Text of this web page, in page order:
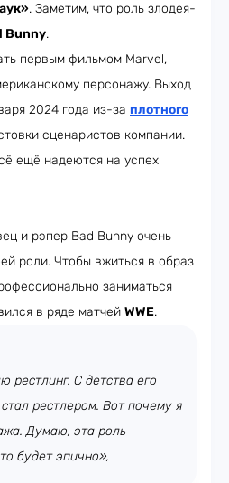
. Заметим, что роль злодея-
Bunny.
первым фильмом Marvel,
персонажу. Выход
2024 года из-за плотного
сценаристов компании.
ещё надеются на успех
и рэпер Bad Bunny очень
роли. Чтобы вжиться в образ
заниматься
в ряде матчей WWE.
С детства его
рестлером. Вот почему я
Думаю, эта роль
будет эпично»,